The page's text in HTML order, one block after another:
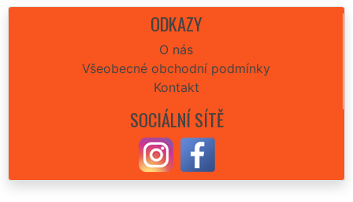
jsme využili společnost extra. Už měnit nebudeme, skvělá kvalita i
ODKAZY
O nás
Všeobecné obchodní podmínky
Kontakt
SOCIÁLNÍ SÍTĚ